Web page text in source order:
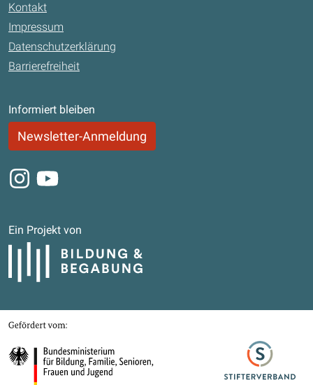
Kontakt
Impressum
Datenschutzerklärung
Barrierefreiheit
Informiert bleiben
Newsletter-Anmeldung
Instagram
Youtube
Ein Projekt von
Bildung und Begabung
Gefördert von
Bundesministerium für Bildung, Familie, Senioren, Frauen und Jugend
Stifterverband